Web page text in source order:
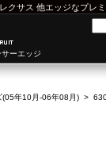
レクサス 他エッジなプレ
ーエッジ
(05年10月-06年08月) >